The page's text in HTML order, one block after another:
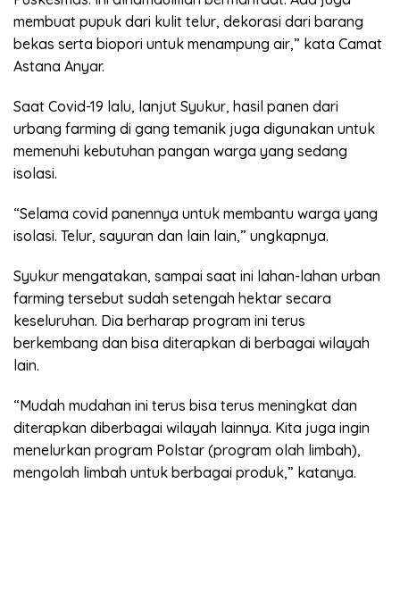
membuat pupuk dari kulit telur, dekorasi dari barang
bekas serta biopori untuk menampung air,” kata Camat
Astana Anyar.
Saat Covid-19 lalu, lanjut Syukur, hasil panen dari
urbang farming di gang temanik juga digunakan untuk
memenuhi kebutuhan pangan warga yang sedang
isolasi.
“Selama covid panennya untuk membantu warga yang
isolasi. Telur, sayuran dan lain lain,” ungkapnya.
Syukur mengatakan, sampai saat ini lahan-lahan urban
farming tersebut sudah setengah hektar secara
keseluruhan. Dia berharap program ini terus
berkembang dan bisa diterapkan di berbagai wilayah
lain.
“Mudah mudahan ini terus bisa terus meningkat dan
diterapkan diberbagai wilayah lainnya. Kita juga ingin
menelurkan program Polstar (program olah limbah),
mengolah limbah untuk berbagai produk,” katanya.